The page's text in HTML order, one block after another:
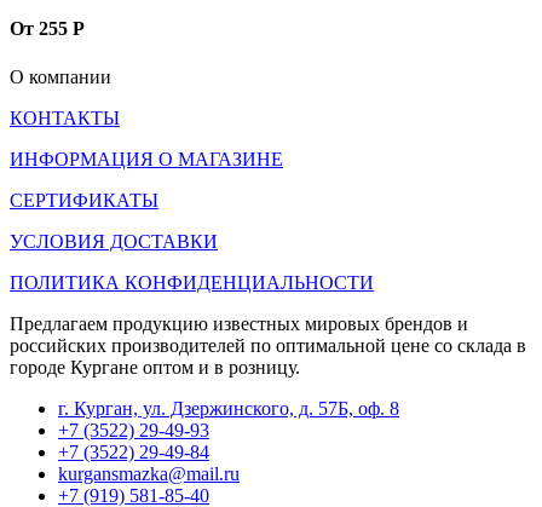
От 255 Р
О компании
КОНТАКТЫ
ИНФОРМАЦИЯ О МАГАЗИНЕ
СЕРТИФИКАТЫ
УСЛОВИЯ ДОСТАВКИ
ПОЛИТИКА КОНФИДЕНЦИАЛЬНОСТИ
Предлагаем продукцию известных мировых брендов и
российских производителей по оптимальной цене со склада в
городе Кургане оптом и в розницу.
г. Курган, ул. Дзержинского, д. 57Б, оф. 8
+7 (3522) 29-49-93
+7 (3522) 29-49-84
kurgansmazka@mail.ru
+7 (919) 581-85-40